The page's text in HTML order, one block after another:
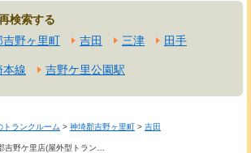
検索する
吉野ヶ里町 吉田 三津 田手
本線 吉野ケ里公園駅
トランクルーム > 神埼郡吉野ヶ里町 > 吉田
野ケ里店(屋外型トラン…